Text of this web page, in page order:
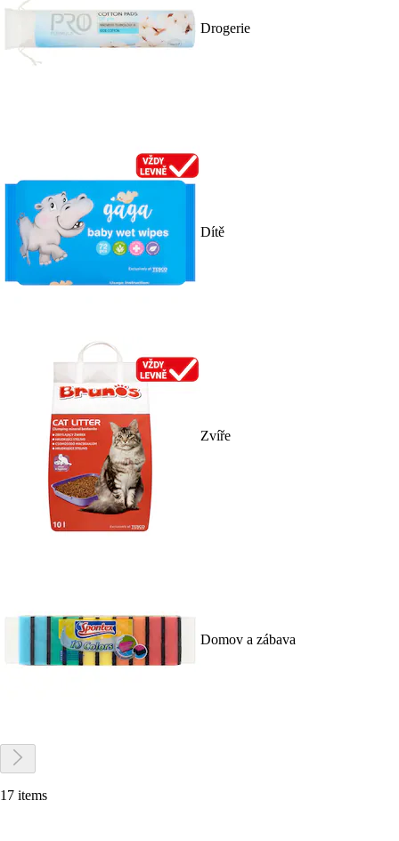
Drogerie
Dítě
Zvíře
Domov a zábava
17 items